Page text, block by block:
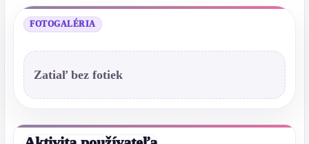
FOTOGALÉRIA
Zatiaľ bez fotiek